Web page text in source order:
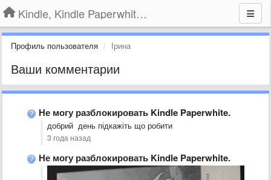
Kindle, Kindle Paperwhite, Kindle Voyage
Профиль пользователя Ірина
Ваши комментарии
Не могу разблокировать Kindle Paperwhite.
добрий день підкажіть що робити
3 года назад
Не могу разблокировать Kindle Paperwhite.